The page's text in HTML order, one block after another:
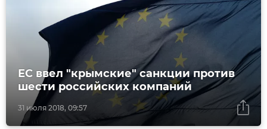
31 июля 2018, 09:57
ЕС ввел "крымские" санкции против
шести российских компаний